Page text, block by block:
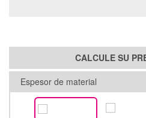
CALCULE SU
Espesor de material